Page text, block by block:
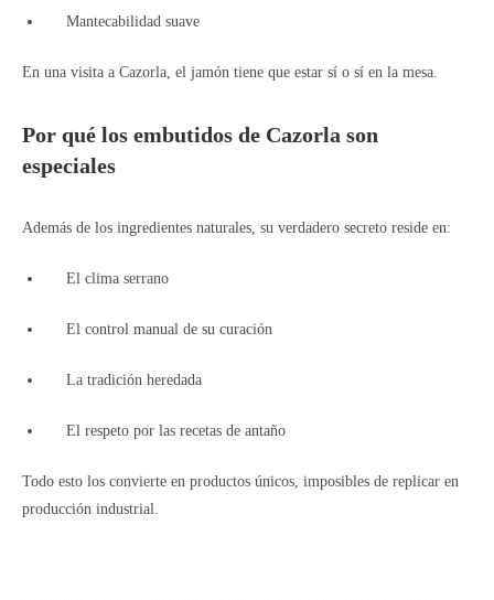
Mantecabilidad suave
En una visita a Cazorla, el jamón tiene que estar sí o sí en la mesa.
Por qué los embutidos de Cazorla son
especiales
Además de los ingredientes naturales, su verdadero secreto reside en:
El clima serrano
El control manual de su curación
La tradición heredada
El respeto por las recetas de antaño
Todo esto los convierte en productos únicos, imposibles de replicar en
producción industrial.